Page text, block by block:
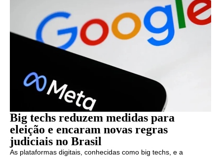
Big techs reduzem medidas para
eleição e encaram novas regras
judiciais no Brasil
As plataformas digitais, conhecidas como big techs, e a